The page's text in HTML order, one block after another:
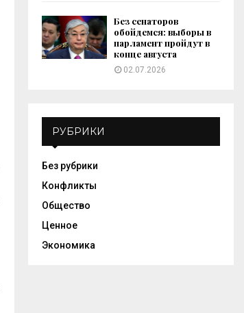
Без сенаторов
обойдемся: выборы в
парламент пройдут в
конце августа
02.07.2026
РУБРИКИ
Без рубрики
Конфликты
Общество
Ценное
Экономика